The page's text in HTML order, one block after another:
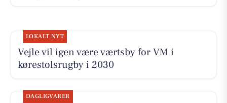
LOKALT NYT
Vejle vil igen være værtsby for VM i
kørestolsrugby i 2030
DAGLIGVARER